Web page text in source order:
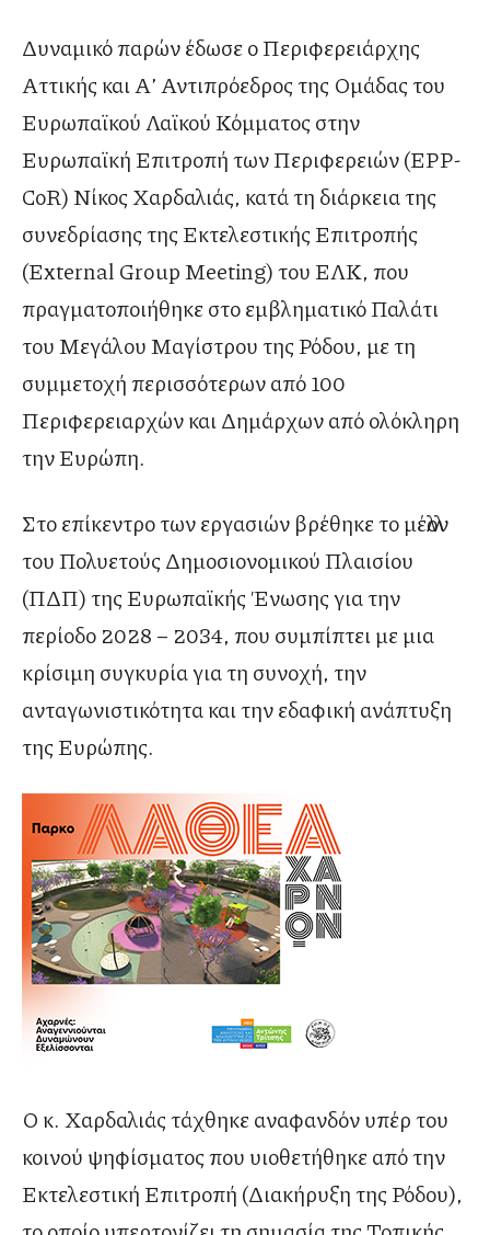
Δυναμικό παρών έδωσε ο Περιφερειάρχης
Αττικής και Α’ Αντιπρόεδρος της Ομάδας του
Ευρωπαϊκού Λαϊκού Κόμματος στην
Ευρωπαϊκή Επιτροπή των Περιφερειών (EPP-
CoR) Νίκος Χαρδαλιάς, κατά τη διάρκεια της
συνεδρίασης της Εκτελεστικής Επιτροπής
(External Group Meeting) του ΕΛΚ, που
πραγματοποιήθηκε στο εμβληματικό Παλάτι
του Μεγάλου Μαγίστρου της Ρόδου, με τη
συμμετοχή περισσότερων από 100
Περιφερειαρχών και Δημάρχων από ολόκληρη
την Ευρώπη.
Στο επίκεντρο των εργασιών βρέθηκε το μέλλον
του Πολυετούς Δημοσιονομικού Πλαισίου
(ΠΔΠ) της Ευρωπαϊκής Ένωσης για την
περίοδο 2028 – 2034, που συμπίπτει με μια
κρίσιμη συγκυρία για τη συνοχή, την
ανταγωνιστικότητα και την εδαφική ανάπτυξη
της Ευρώπης.
Ο κ. Χαρδαλιάς τάχθηκε αναφανδόν υπέρ του
κοινού ψηφίσματος που υιοθετήθηκε από την
Εκτελεστική Επιτροπή (Διακήρυξη της Ρόδου),